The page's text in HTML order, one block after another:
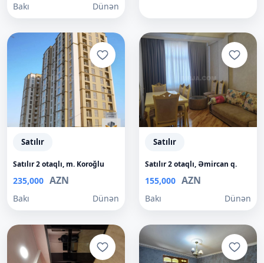
Bakı Dünən
Satılır
Satılır 2 otaqlı, m. Koroğlu
235,000 AZN
Bakı Dünən
Satılır
Satılır 2 otaqlı, Əmircan q.
155,000 AZN
Bakı Dünən